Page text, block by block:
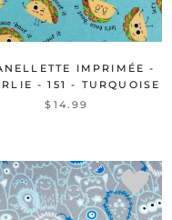
IMPRIMÉE -
- 151 - TURQUOISE
$14.99